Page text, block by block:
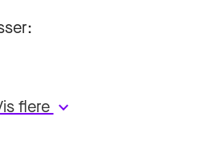
flerekeyboard_arrow_down